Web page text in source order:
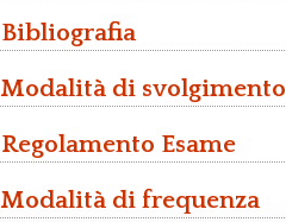
Bibliografia
Modalità di svolgimento
Regolamento Esame
Modalità di frequenza